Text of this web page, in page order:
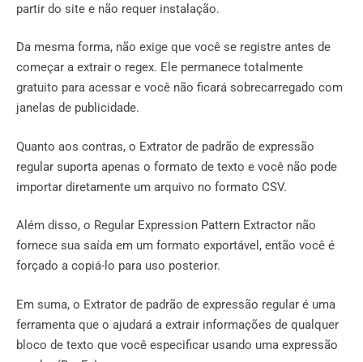
partir do site e não requer instalação.
Da mesma forma, não exige que você se registre antes de
começar a extrair o regex. Ele permanece totalmente
gratuito para acessar e você não ficará sobrecarregado com
janelas de publicidade.
Quanto aos contras, o Extrator de padrão de expressão
regular suporta apenas o formato de texto e você não pode
importar diretamente um arquivo no formato CSV.
Além disso, o Regular Expression Pattern Extractor não
fornece sua saída em um formato exportável, então você é
forçado a copiá-lo para uso posterior.
Em suma, o Extrator de padrão de expressão regular é uma
ferramenta que o ajudará a extrair informações de qualquer
bloco de texto que você especificar usando uma expressão